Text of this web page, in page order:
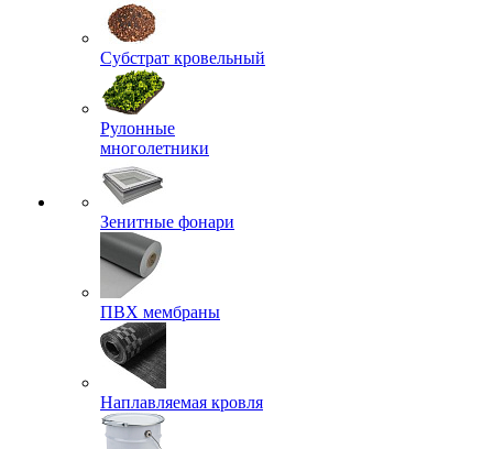
Субстрат кровельный
Рулонные
многолетники
Зенитные фонари
ПВХ мембраны
Наплавляемая кровля